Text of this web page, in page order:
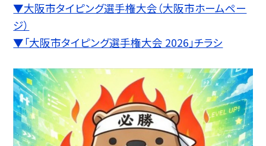
▼大阪市タイピング選手権大会（大阪市ホームペー
ジ）
▼「大阪市タイピング選手権大会 2026」チラシ